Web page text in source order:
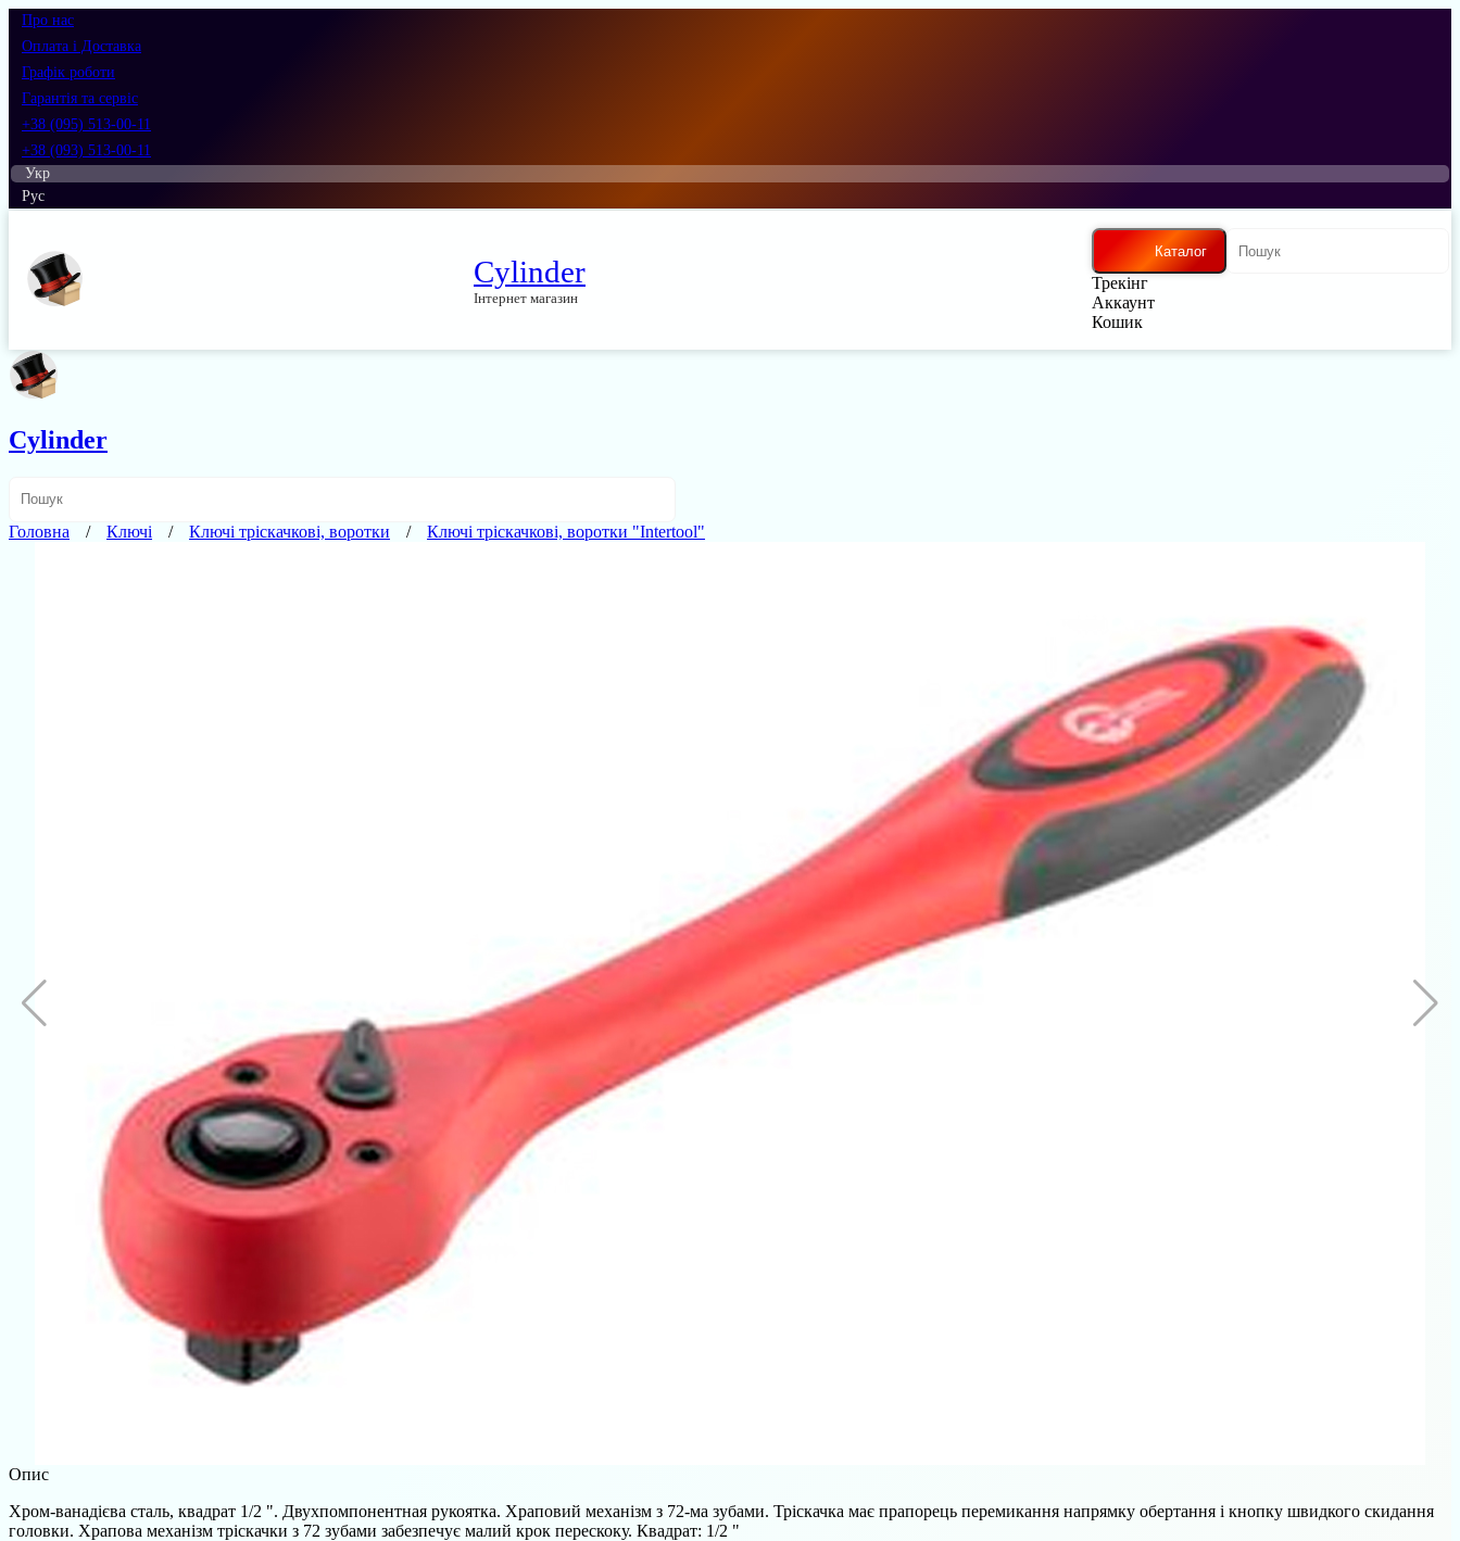
Про нас
Оплата і Доставка
Графік роботи
Гарантія та сервіс
+38 (095) 513-00-11
+38 (093) 513-00-11
Укр
Рус
Cylinder
Інтернет магазин
Каталог
Трекінг
Аккаунт
Кошик
Cylinder
Головна Ключі Ключі тріскачкові, воротки Ключі тріскачкові, воротки "Intertool"
Опис
Хром-ванадієва сталь, квадрат 1/2 ". Двухпомпонентная рукоятка. Храповий механізм з 72-ма зубами. Тріскачка має прапорець перемикання напрямку обертання і кнопку швидкого скидання
головки. Храпова механізм тріскачки з 72 зубами забезпечує малий крок перескоку. Квадрат: 1/2 "